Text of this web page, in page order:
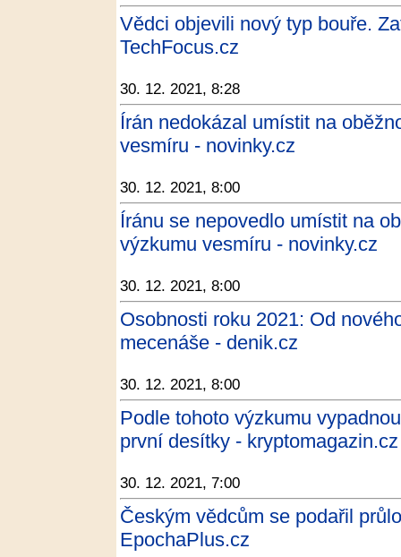
Vědci objevili nový typ bouře.
TechFocus.cz
30. 12. 2021, 8:28
Írán nedokázal umístit na
vesmíru - novinky.cz
30. 12. 2021, 8:00
Íránu se nepovedlo umístit na
výzkumu vesmíru - novinky.cz
30. 12. 2021, 8:00
Osobnosti roku 2021: Od
mecenáše - denik.cz
30. 12. 2021, 8:00
Podle tohoto výzkumu
první desítky - kryptomagazin.cz
30. 12. 2021, 7:00
Českým vědcům se podařil
EpochaPlus.cz